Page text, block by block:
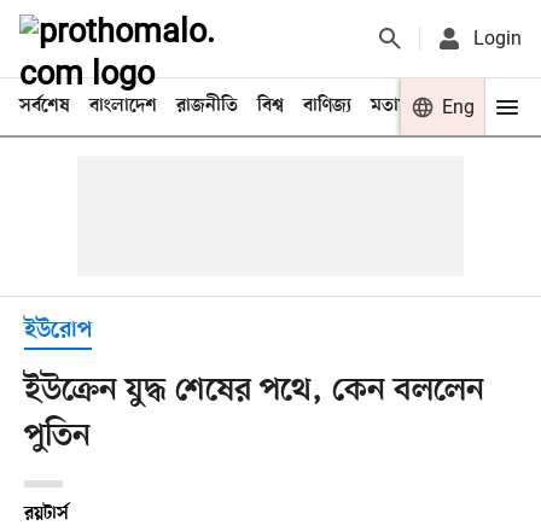
Login
সর্বশেষ বাংলাদেশ রাজনীতি বিশ্ব বাণিজ্য মতামত খেলা
Eng
ইউরোপ
ইউক্রেন যুদ্ধ শেষের পথে, কেন বললেন
পুতিন
রয়টার্স